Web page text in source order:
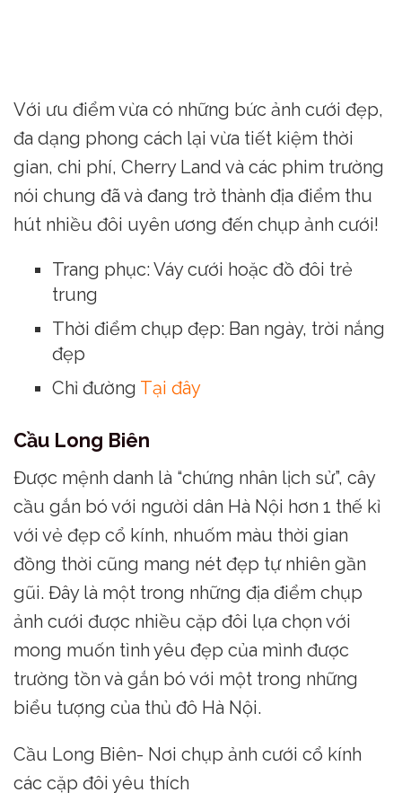
Với ưu điểm vừa có những bức ảnh cưới đẹp,
đa dạng phong cách lại vừa tiết kiệm thời
gian, chi phí, Cherry Land và các phim trường
nói chung đã và đang trở thành địa điểm thu
hút nhiều đôi uyên ương đến chụp ảnh cưới!
Trang phục: Váy cưới hoặc đồ đôi trẻ
trung
Thời điểm chụp đẹp: Ban ngày, trời nắng
đẹp
Chỉ đường Tại đây
Cầu Long Biên
Được mệnh danh là “chứng nhân lịch sử”, cây
cầu gắn bó với người dân Hà Nội hơn 1 thế kỉ
với vẻ đẹp cổ kính, nhuốm màu thời gian
đồng thời cũng mang nét đẹp tự nhiên gần
gũi. Đây là một trong những địa điểm chụp
ảnh cưới được nhiều cặp đôi lựa chọn với
mong muốn tình yêu đẹp của mình được
trường tồn và gắn bó với một trong những
biểu tượng của thủ đô Hà Nội.
Cầu Long Biên- Nơi chụp ảnh cưới cổ kính
các cặp đôi yêu thích